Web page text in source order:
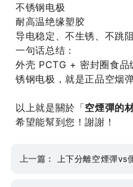
不锈钢电极
耐高温绝缘塑胶
导电稳定、不生锈、不跳阻
一句话总结：
外壳 PCTG + 密封圈食
锈钢电极，就是正品空烟
以上就是關於「空煙彈的
希望能幫到您！謝謝！
上一篇： 上下分離空煙彈vs